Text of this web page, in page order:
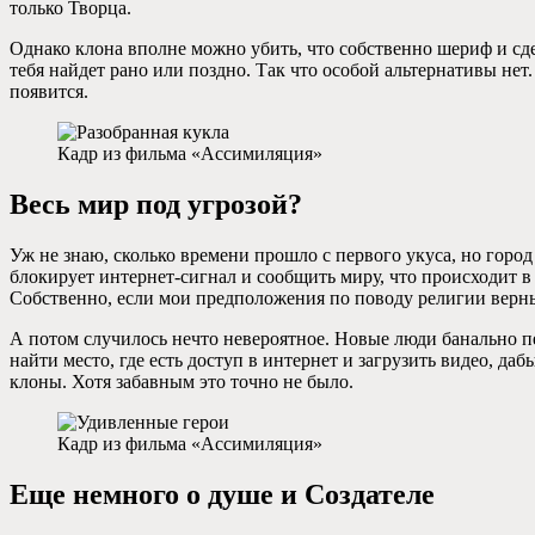
только Творца.
Однако клона вполне можно убить, что собственно шериф и
тебя найдет рано или поздно. Так что особой альтернативы
появится.
Кадр из фильма «Ассимиляция»
Весь мир под угрозой?
Уж не знаю, сколько времени прошло с первого укуса, но
блокирует интернет-сигнал и сообщить миру, что происходит
Собственно, если мои предположения по поводу религии
А потом случилось нечто невероятное. Новые люди банально
найти место, где есть доступ в интернет и загрузить видео,
клоны. Хотя забавным это точно не было.
Кадр из фильма «Ассимиляция»
Еще немного о душе и Создателе